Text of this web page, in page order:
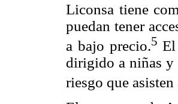
Liconsa tiene
puedan tener
a bajo precio.5 El
dirigido a niñas y
riesgo que